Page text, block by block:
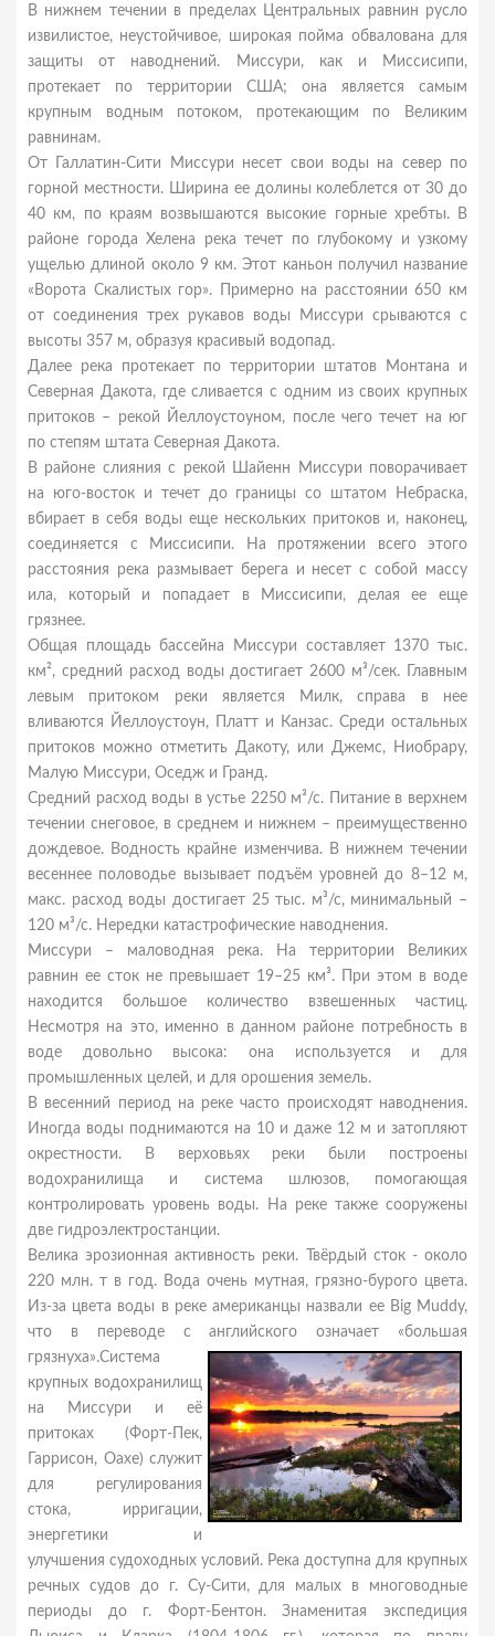
В нижнем течении в пределах Центральных равнин русло
извилистое, неустойчивое, широкая пойма обвалована для
защиты от наводнений. Миссури, как и Миссисипи,
протекает по территории США; она является самым
крупным водным потоком, протекающим по Великим
равнинам.
От Галлатин-Сити Миссури несет свои воды на север по
горной местности. Ширина ее долины колеблется от 30 до
40 км, по краям возвышаются высокие горные хребты. В
районе города Хелена река течет по глубокому и узкому
ущелью длиной около 9 км. Этот каньон получил название
«Ворота Скалистых гор». Примерно на расстоянии 650 км
от соединения трех рукавов воды Миссури срываются с
высоты 357 м, образуя красивый водопад.
Далее река протекает по территории штатов Монтана и
Северная Дакота, где сливается с одним из своих крупных
притоков – рекой Йеллоустоуном, после чего течет на юг
по степям штата Северная Дакота.
В районе слияния с рекой Шайенн Миссури поворачивает
на юго-восток и течет до границы со штатом Небраска,
вбирает в себя воды еще нескольких притоков и, наконец,
соединяется с Миссисипи. На протяжении всего этого
расстояния река размывает берега и несет с собой массу
ила, который и попадает в Миссисипи, делая ее еще
грязнее.
Общая площадь бассейна Миссури составляет 1370 тыс.
км², средний расход воды достигает 2600 м³/сек. Главным
левым притоком реки является Милк, справа в нее
вливаются Йеллоустоун, Платт и Канзас. Среди остальных
притоков можно отметить Дакоту, или Джемс, Hиoбpapу,
Малую Миссури, Оседж и Гранд.
Средний расход воды в устье 2250 м³/с. Питание в верхнем
течении снеговое, в среднем и нижнем – преимущественно
дождевое. Водность крайне изменчива. В нижнем течении
весеннее половодье вызывает подъём уровней до 8–12 м,
макс. расход воды достигает 25 тыс. м³/с, минимальный –
120 м³/с. Нередки катастрофические наводнения.
Миссури – маловодная река. На территории Великих
равнин ее сток не превышает 19–25 км³. При этом в воде
находится большое количество взвешенных частиц.
Несмотря на это, именно в данном районе потребность в
воде довольно высока: она используется и для
промышленных целей, и для орошения земель.
В весенний период на реке часто происходят наводнения.
Иногда воды поднимаются на 10 и даже 12 м и затопляют
окрестности. В верховьях реки были построены
водохранилища и система шлюзов, помогающая
контролировать уровень воды. На реке также сооружены
две гидроэлектростанции.
Велика эрозионная активность реки. Твёрдый сток - около
220 млн. т в год. Вода очень мутная, грязно-бурого цвета.
Из-за цвета воды в реке американцы назвали ее Big Muddy,
что в переводе с английского означает «большая
грязнуха».Система
крупных водохранилищ
на Миссури и её
притоках (Форт-Пек,
Гаррисон, Оахе) служит
для регулирования
стока, ирригации,
энергетики и
улучшения судоходных условий. Река доступна для крупных
речных судов до г. Су-Сити, для малых в многоводные
периоды до г. Форт-Бентон. Знаменитая экспедиция